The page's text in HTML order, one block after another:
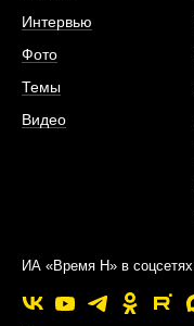
Интервью
Фото
Темы
Видео
ИА «Время Н» в соцсетях